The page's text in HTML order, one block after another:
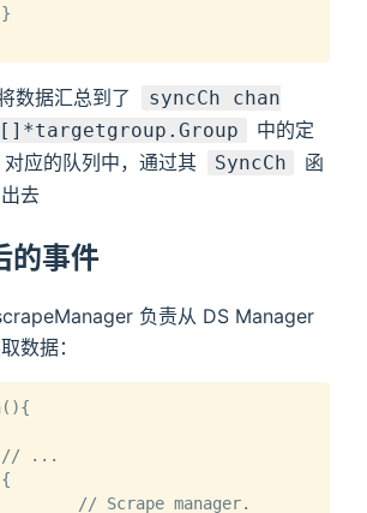
	}
数据汇总到了
syncCh chan
中的定
应的队列中，通过其
SyncCh
函
去
的事件
负责从 DS Manager
数据：
	// ...
	{
		// Scrape manager.